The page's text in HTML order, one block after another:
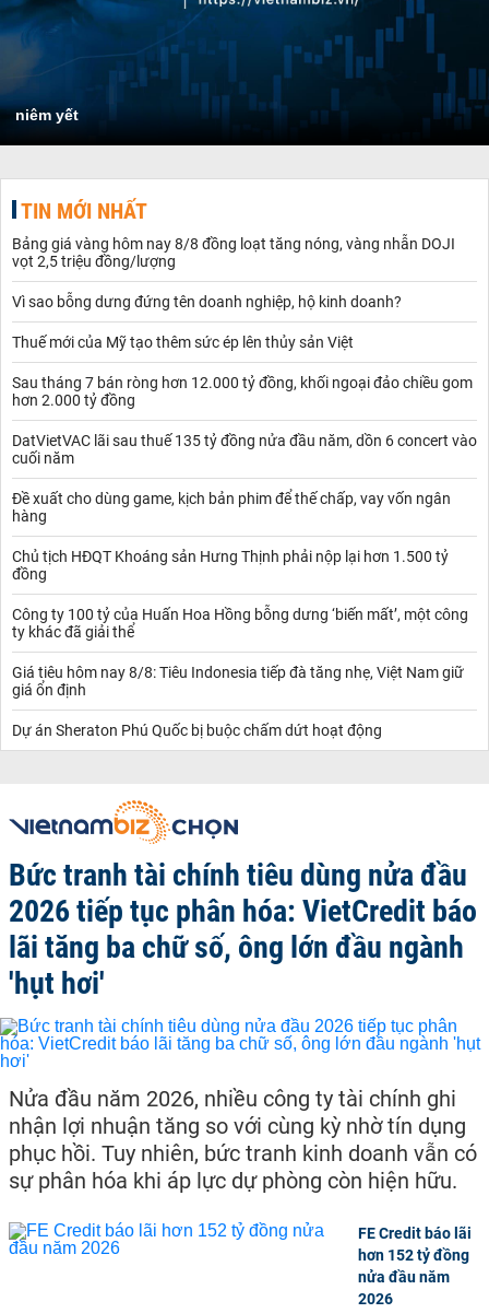
niêm yết
TIN MỚI NHẤT
Bảng giá vàng hôm nay 8/8 đồng loạt tăng nóng, vàng nhẫn DOJI
vọt 2,5 triệu đồng/lượng
Vì sao bỗng dưng đứng tên doanh nghiệp, hộ kinh doanh?
Thuế mới của Mỹ tạo thêm sức ép lên thủy sản Việt
Sau tháng 7 bán ròng hơn 12.000 tỷ đồng, khối ngoại đảo chiều gom
hơn 2.000 tỷ đồng
DatVietVAC lãi sau thuế 135 tỷ đồng nửa đầu năm, dồn 6 concert vào
cuối năm
Đề xuất cho dùng game, kịch bản phim để thế chấp, vay vốn ngân
hàng
Chủ tịch HĐQT Khoáng sản Hưng Thịnh phải nộp lại hơn 1.500 tỷ
đồng
Công ty 100 tỷ của Huấn Hoa Hồng bỗng dưng ‘biến mất’, một công
ty khác đã giải thể
Giá tiêu hôm nay 8/8: Tiêu Indonesia tiếp đà tăng nhẹ, Việt Nam giữ
giá ổn định
Dự án Sheraton Phú Quốc bị buộc chấm dứt hoạt động
Bức tranh tài chính tiêu dùng nửa đầu
2026 tiếp tục phân hóa: VietCredit báo
lãi tăng ba chữ số, ông lớn đầu ngành
'hụt hơi'
Nửa đầu năm 2026, nhiều công ty tài chính ghi
nhận lợi nhuận tăng so với cùng kỳ nhờ tín dụng
phục hồi. Tuy nhiên, bức tranh kinh doanh vẫn có
sự phân hóa khi áp lực dự phòng còn hiện hữu.
FE Credit báo lãi
hơn 152 tỷ đồng
nửa đầu năm
2026